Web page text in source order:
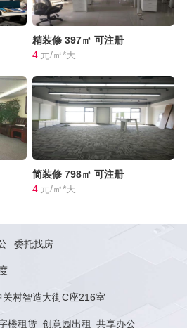
精装修 397㎡ 可注册
4 元/㎡*天
简装修 798㎡ 可注册
4 元/㎡*天
委托找房
村智造大街C座216室
楼租赁 创意园出租 共享办公